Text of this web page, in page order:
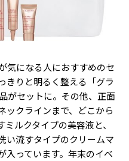
気になる人におすすめのセ
きりと明るく整える「グラ
がセットに。その他、正面
ックラインまで、どこから
ルクタイプの美容液と、
い流すタイプのクリームマ
入っています。年末のイベ